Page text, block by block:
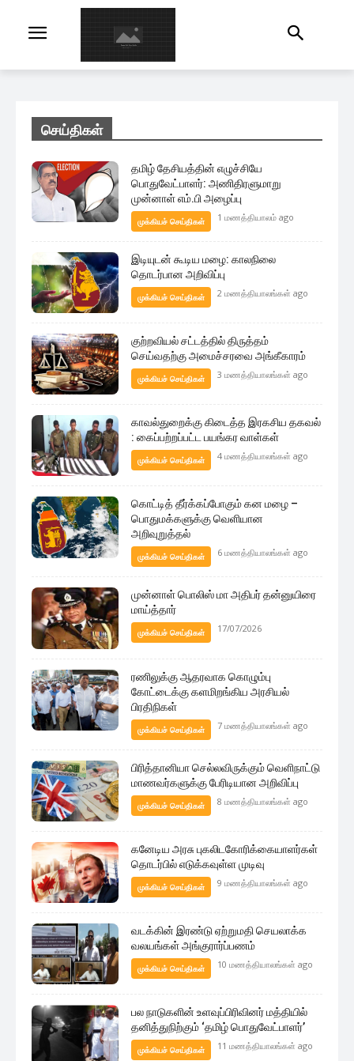
செய்திகள்
தமிழ் தேசியத்தின் எழுச்சியே
பொதுவேட்பாளர்: அணிதிரளுமாறு
முன்னாள் எம்.பி அழைப்பு
முக்கியச் செய்திகள் 1 மணத்தியாலம் ago
இடியுடன் கூடிய மழை: காலநிலை
தொடர்பான அறிவிப்பு
முக்கியச் செய்திகள் 2 மணத்தியாலங்கள் ago
குற்றவியல் சட்டத்தில் திருத்தம்
செய்வதற்கு அமைச்சரவை அங்கீகாரம்
முக்கியச் செய்திகள் 3 மணத்தியாலங்கள் ago
காவல்துறைக்கு கிடைத்த இரகசிய தகவல்
: கைப்பற்றப்பட்ட பயங்கர வாள்கள்
முக்கியச் செய்திகள் 4 மணத்தியாலங்கள் ago
கொட்டித் தீர்க்கப்போகும் கன மழை –
பொதுமக்களுக்கு வெளியான
அறிவுறுத்தல்
முக்கியச் செய்திகள் 6 மணத்தியாலங்கள் ago
முன்னாள் பொலிஸ் மா அதிபர் தன்னுயிரை
மாய்த்தார்
முக்கியச் செய்திகள் 17/07/2026
ரணிலுக்கு ஆதரவாக கொழும்பு
கோட்டைக்கு களமிறங்கிய அரசியல்
பிரதிநிகள்
முக்கியச் செய்திகள் 7 மணத்தியாலங்கள் ago
பிரித்தானியா செல்லவிருக்கும் வெளிநாட்டு
மாணவர்களுக்கு பேரிடியான அறிவிப்பு
முக்கியச் செய்திகள் 8 மணத்தியாலங்கள் ago
கனேடிய அரசு புகலிடகோரிக்கையாளர்கள்
தொடர்பில் எடுக்கவுள்ள முடிவு
முக்கியச் செய்திகள் 9 மணத்தியாலங்கள் ago
வடக்கின் இரண்டு ஏற்றுமதி செயலாக்க
வலயங்கள் அங்குரார்ப்பணம்
முக்கியச் செய்திகள் 10 மணத்தியாலங்கள் ago
பல நாடுகளின் உளவுப்பிரிவினர் மத்தியில்
தனித்துநிற்கும் ‘தமிழ் பொதுவேட்பாளர்’
முக்கியச் செய்திகள் 11 மணத்தியாலங்கள் ago